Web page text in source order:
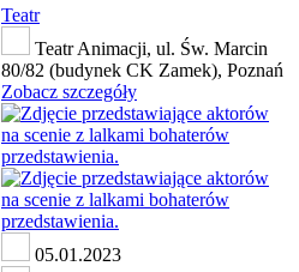
Teatr
Teatr Animacji, ul. Św. Marcin
80/82 (budynek CK Zamek), Poznań
Zobacz szczegóły
05.01.2023